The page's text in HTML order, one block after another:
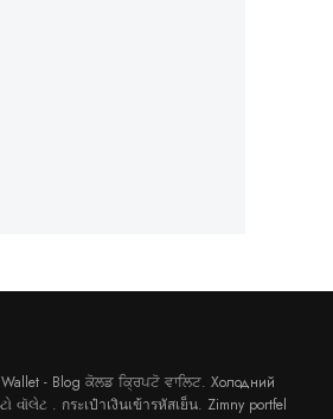
- Blog ਕੋਲਡ ਕ੍ਰਿਪਟੋ ਵਾਲਿਟ. Холодний
વૉલેટ . กระเป๋าเงินเข้ารหัสเย็น. Zimny portfel